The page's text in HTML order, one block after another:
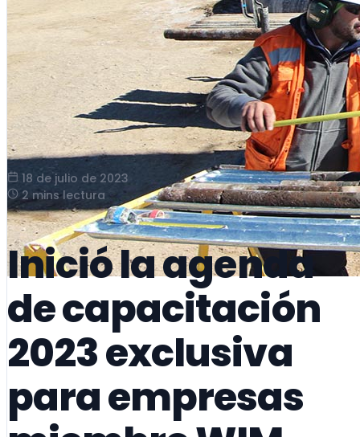
18 de julio de 2023
2 mins lectura
Inició la agenda
de capacitación
2023 exclusiva
para empresas